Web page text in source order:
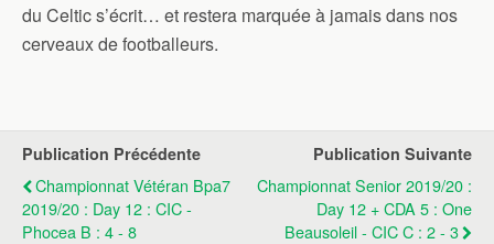
du Celtic s’écrit… et restera marquée à jamais dans nos
cerveaux de footballeurs.
Publication Précédente
Championnat Vétéran Bpa7
2019/20 : Day 12 : CIC -
Phocea B : 4 - 8
Publication Suivante
Championnat Senior 2019/20 :
Day 12 + CDA 5 : One
Beausoleil - CIC C : 2 - 3